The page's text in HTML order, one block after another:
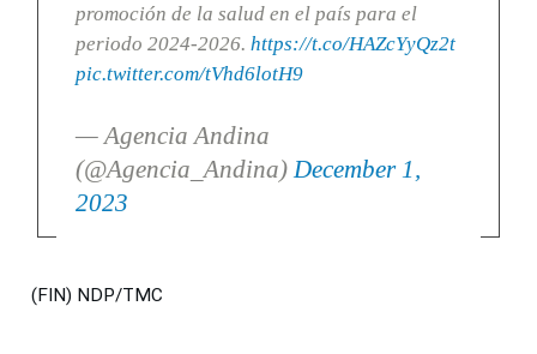
promoción de la salud en el país para el
periodo 2024-2026. https://t.co/HAZcYyQz2t
pic.twitter.com/tVhd6lotH9
— Agencia Andina
(@Agencia_Andina) December 1,
2023
(FIN) NDP/TMC